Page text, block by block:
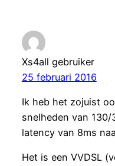
Xs4all gebruiker
25 februari 2016
Ik heb het zojuist
snelheden van
latency van 8ms
Het is een VVDSL